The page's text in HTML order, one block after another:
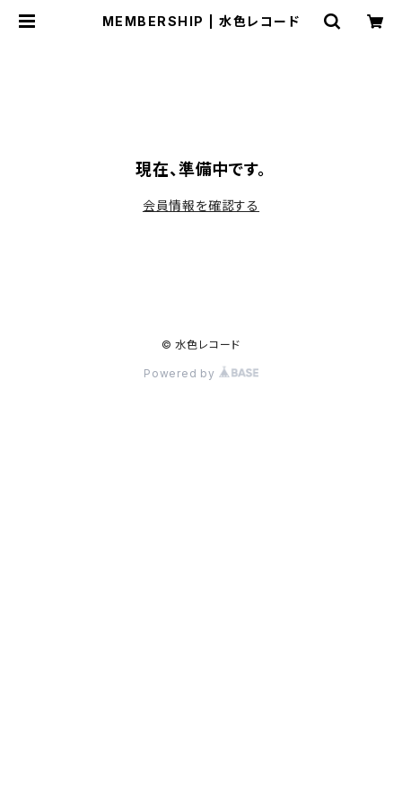
MEMBERSHIP | 水色レコード
現在、準備中です。
会員情報を確認する
© 水色レコード
Powered by